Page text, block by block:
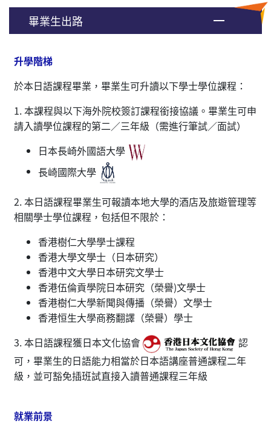
畢業生出路
升學階梯
於本日語課程畢業，畢業生可升讀以下學士學位課程：
1. 本課程與以下海外院校簽訂課程銜接協議。畢業生可申
請入讀學位課程的第二／三年級（需進行筆試／面試）
日本長崎外國語大學
長崎國際大學
2. 本日語課程畢業生可報讀本地大學的酒店及旅遊管理等
相關學士學位課程，包括但不限於：
香港樹仁大學學士課程
香港大學文學士（日本研究）
香港中文大學日本研究文學士
香港伍倫貢學院日本研究（榮譽)文學士
香港樹仁大學新聞與傳播（榮譽）文學士
香港恒生大學商務翻譯（榮譽）學士
3. 本日語課程獲日本文化協會
認
可，畢業生的日語能力相當於日本語講座普通課程二年
級，並可豁免插班試直接入讀普通課程三年級
就業前景